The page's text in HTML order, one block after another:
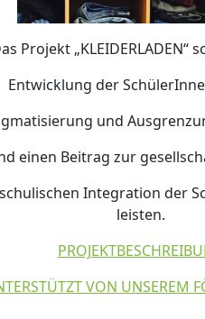
Projekt „KLEIDERLADEN“
Entwicklung der
und
einen Beitrag zur
schulischen Integration der
leisten.
VON UNSEREM